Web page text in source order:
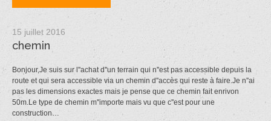
15 juillet 2016
chemin
Bonjour,Je suis sur l''achat d''un terrain qui n''est pas accessible depuis la
route et qui sera accessible via un chemin d''accès qui reste à faire.Je n''ai
pas les dimensions exactes mais je pense que ce chemin fait enrivon
50m.Le type de chemin m''importe mais vu que c''est pour une
construction…